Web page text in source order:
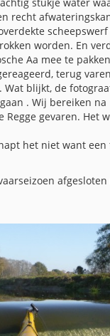
recht
scheepswerf
worden. En
Aa mee te
terug
blijkt, de
. Wij bereiken
gevaren. Het
het niet want